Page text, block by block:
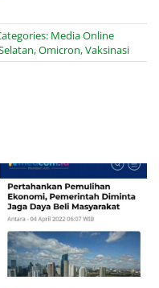
Media Online
,Omicron,Vaksinasi